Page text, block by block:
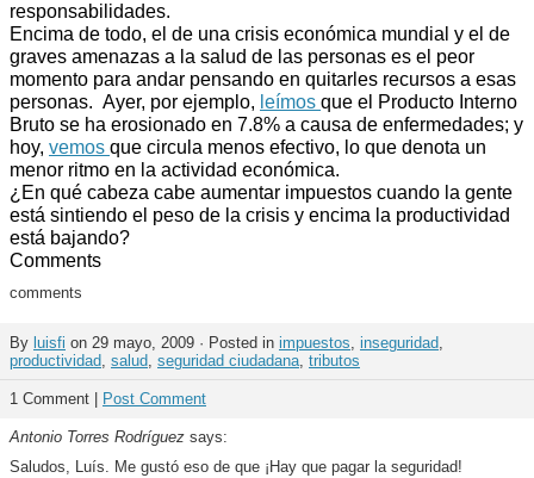
responsabilidades.
Encima de todo, el de una crisis económica mundial y el de
graves amenazas a la salud de las personas es el peor
momento para andar pensando en quitarles recursos a esas
personas. Ayer, por ejemplo, leímos que el Producto Interno
Bruto se ha erosionado en 7.8% a causa de enfermedades; y
hoy, vemos que circula menos efectivo, lo que denota un
menor ritmo en la actividad económica.
¿En qué cabeza cabe aumentar impuestos cuando la gente
está sintiendo el peso de la crisis y encima la productividad
está bajando?
Comments
comments
By luisfi on 29 mayo, 2009 · Posted in impuestos, inseguridad,
productividad, salud, seguridad ciudadana, tributos
1 Comment | Post Comment
Antonio Torres Rodríguez says:
Saludos, Luís. Me gustó eso de que ¡Hay que pagar la seguridad!